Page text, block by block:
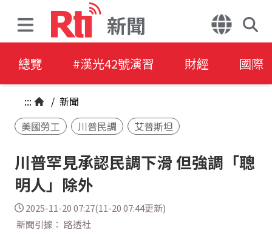
新聞
總覽 #漢光42號演習 財經 國際
::: / 新聞
美國勞工
川普民調 艾普斯坦
川普罕見承認民調下滑 但強調「聰
明人」除外
2025-11-20 07:27(11-20 07:44更新)
新聞引據： 路透社